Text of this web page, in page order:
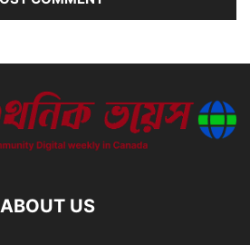
ABOUT US